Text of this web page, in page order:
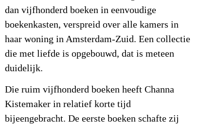
dan vijfhonderd boeken in eenvoudige
boekenkasten, verspreid over alle kamers in
haar woning in Amsterdam-Zuid. Een collectie
die met liefde is opgebouwd, dat is meteen
duidelijk.
Die ruim vijfhonderd boeken heeft Channa
Kistemaker in relatief korte tijd
bijeengebracht. De eerste boeken schafte zij